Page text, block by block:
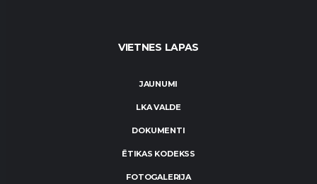
VIETNES LAPAS
JAUNUMI
LKA VALDE
DOKUMENTI
ĒTIKAS KODEKSS
FOTOGALERIJA